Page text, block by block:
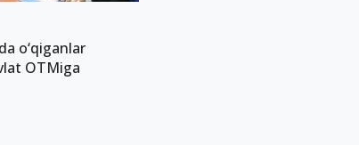
o‘qiganlar
OTMiga